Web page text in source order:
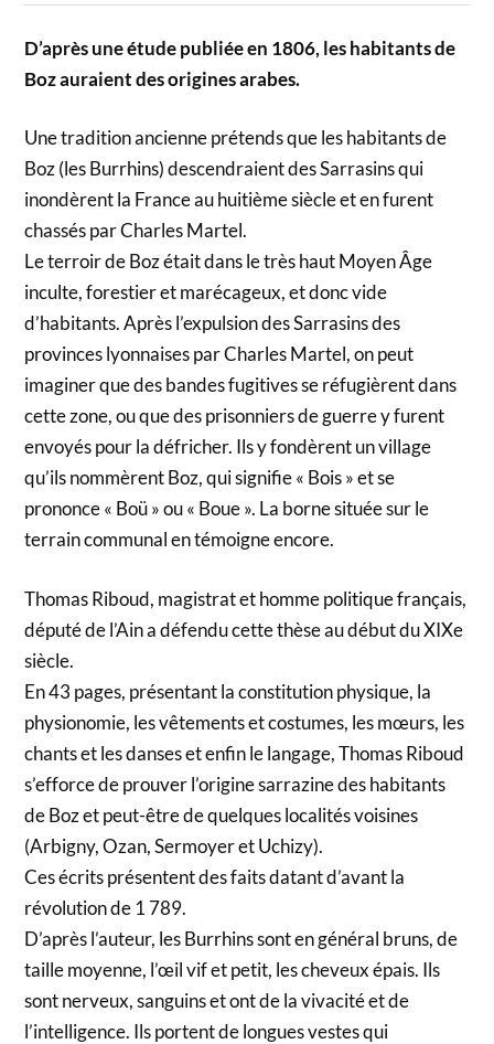
D’après une étude publiée en 1806, les habitants de
Boz auraient des origines arabes.
Une tradition ancienne prétends que les habitants de
Boz (les Burrhins) descendraient des Sarrasins qui
inondèrent la France au huitième siècle et en furent
chassés par Charles Martel.
Le terroir de Boz était dans le très haut Moyen Âge
inculte, forestier et marécageux, et donc vide
d’habitants. Après l’expulsion des Sarrasins des
provinces lyonnaises par Charles Martel, on peut
imaginer que des bandes fugitives se réfugièrent dans
cette zone, ou que des prisonniers de guerre y furent
envoyés pour la défricher. Ils y fondèrent un village
qu’ils nommèrent Boz, qui signifie « Bois » et se
prononce « Boü » ou « Boue ». La borne située sur le
terrain communal en témoigne encore.
Thomas Riboud, magistrat et homme politique français,
député de l’Ain a défendu cette thèse au début du XIXe
siècle.
En 43 pages, présentant la constitution physique, la
physionomie, les vêtements et costumes, les mœurs, les
chants et les danses et enfin le langage, Thomas Riboud
s’efforce de prouver l’origine sarrazine des habitants
de Boz et peut-être de quelques localités voisines
(Arbigny, Ozan, Sermoyer et Uchizy).
Ces écrits présentent des faits datant d’avant la
révolution de 1 789.
D’après l’auteur, les Burrhins sont en général bruns, de
taille moyenne, l’œil vif et petit, les cheveux épais. Ils
sont nerveux, sanguins et ont de la vivacité et de
l’intelligence. Ils portent de longues vestes qui